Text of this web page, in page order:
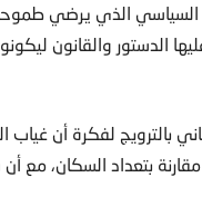
السياسي الذي يرضي
الدستور والقانون
بالترويج لفكرة أن غياب
بتعداد السكان، مع